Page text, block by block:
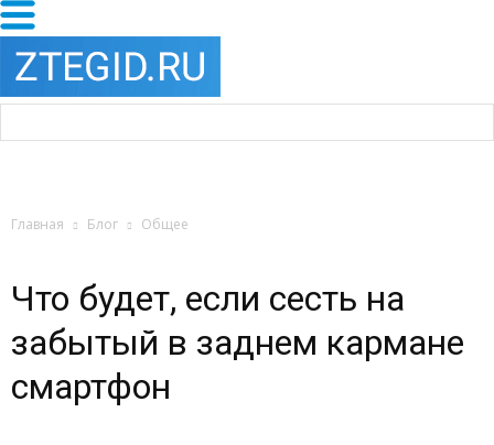
Главная Блог Общее
Что будет, если сесть на
забытый в заднем кармане
смартфон